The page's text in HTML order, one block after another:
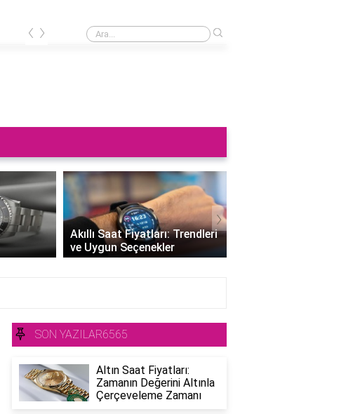
Saat neden sağa takılmaz?
‹ ›
Akıllı Saat Fiyatları: Trendleri
ve Uygun Seçenekler
›
SON YAZILAR6565
Altın Saat Fiyatları:
Zamanın Değerini Altınla
Çerçeveleme Zamanı